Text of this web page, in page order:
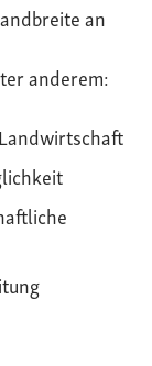
an
anderem: